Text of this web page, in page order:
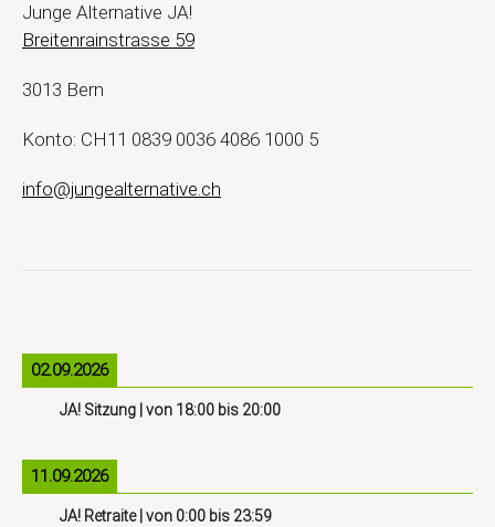
Junge Alternative JA!
Breitenrainstrasse 59
3013 Bern
Konto: CH11 0839 0036 4086 1000 5
info@jungealternative.ch
02.09.2026
JA! Sitzung | von 18:00 bis 20:00
11.09.2026
JA! Retraite| von 0:00 bis 23:59